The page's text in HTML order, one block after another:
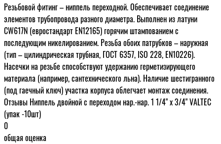
Резьбовой фитинг – ниппель переходной. Обеспечивает соединение
элементов трубопровода разного диаметра. Выполнен из латуни
CW617N (евростандарт EN12165) горячим штампованием с
последующим никелированием. Резьба обоих патрубков – наружная
(тип – цилиндрическая трубная, ГОСТ 6357, ISO 228, EN10226).
Насечки на резьбе способствуют удержанию герметизирующего
материала (например, сантехнического льна). Наличие шестигранного
(под гаечный ключ) участка корпуса облегчает монтаж соединения.
Отзывы Ниппель двойной с переходом нар.-нар. 1 1/4" х 3/4" VALTEC
(упак -10шт)
0
общая оценка